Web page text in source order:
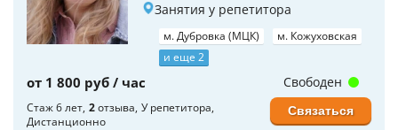
Занятия у репетитора
м. Дубровка (МЦК)
м. Кожуховская
и еще 2
от 1 800 руб / час
Стаж 6 лет 2отзыва У репетитора
Дистанционно
Свободен
Связаться